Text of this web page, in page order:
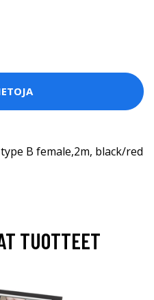
B female,2m, black/red
TUOTTEET